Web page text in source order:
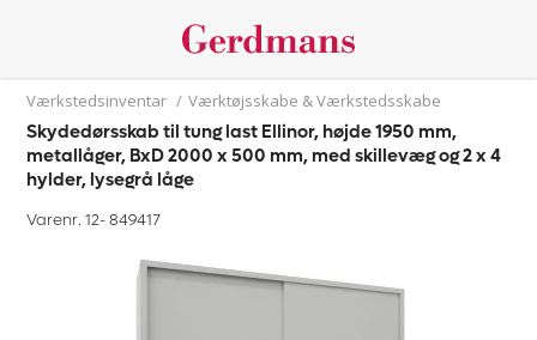
Værkstedsinventar / Værktøjsskabe & Værkstedsskabe
Skydedørsskab til tung last Ellinor, højde 1950 mm,
metallåger, BxD 2000 x 500 mm, med skillevæg og 2 x 4
hylder, lysegrå låge
Varenr. 12-849417